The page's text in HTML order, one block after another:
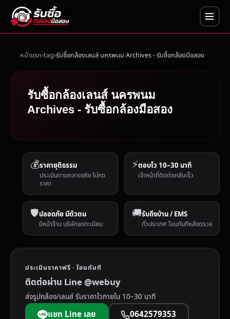
หน้าแรก tag รับซื้อกล้องเลนส์ นครพนม Archives - รับซื้อกล้องมือสอง
รับซื้อกล้องเลนส์ นครพนม
Archives - รับซื้อกล้องมือสอง
💰ราคายุติธรรม
ประเมินตามตลาดจริง ไม่กด
ราคา
⚡ตอบไว 10–30 นาที
เจ้าหน้าที่ติดต่อกลับเร็ว
🛡️ปลอดภัย มีตัวตน
มีหน้าร้าน บริษัทจดทะเบียน
🚚รับถึงบ้าน / EMS
ทั่วประเทศ โอนทันทีหลังตรวจ
ประเมินราคาฟรี · โอนทันที
ติดต่อผ่าน Line @webuy
ส่งรูปกล้อง/เลนส์ รับราคาไวภายใน 10–30 นาที
แชท Line เลย 0642579353